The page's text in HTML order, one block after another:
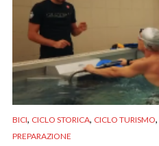
BICI, CICLO STORICA, CICLO TURISMO,
PREPARAZIONE